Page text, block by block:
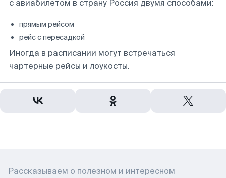
с авиабилетом в страну Россия двумя способами:
прямым рейсом
рейс с пересадкой
Иногда в расписании могут встречаться
чартерные рейсы и лоукосты.
Рассказываем о полезном и интересном